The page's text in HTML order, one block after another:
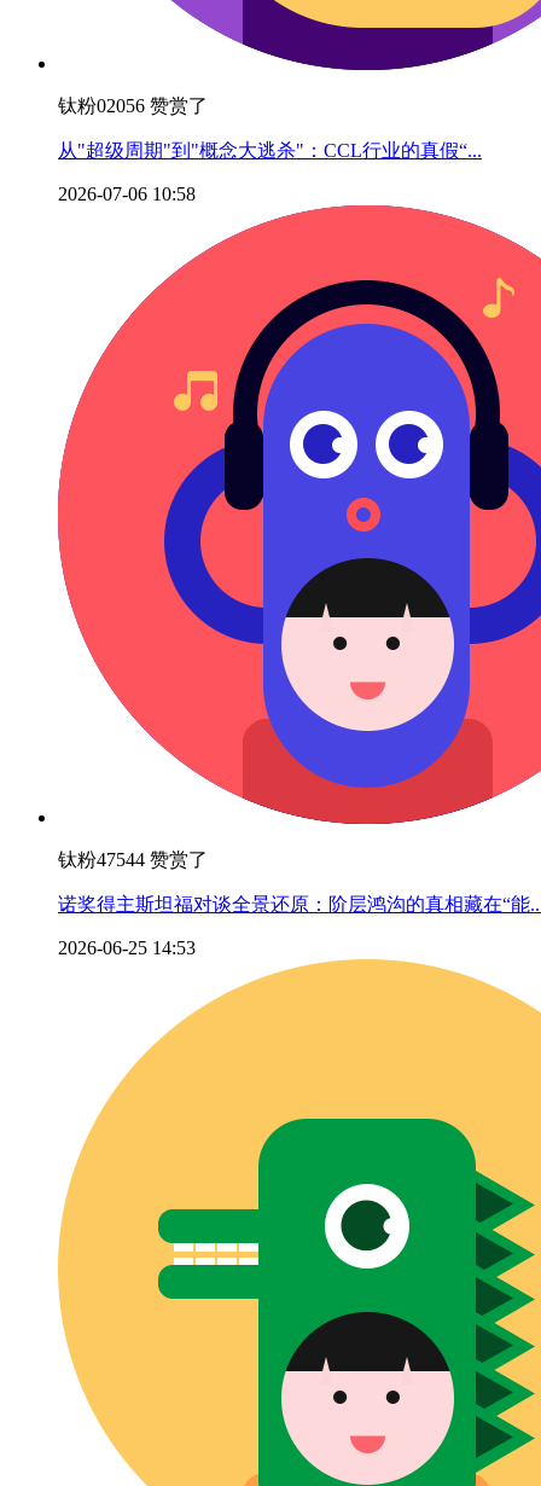
钛粉02056 赞赏了
从"超级周期"到"概念大逃杀"：CCL行业的真假“...
2026-07-06 10:58
钛粉47544 赞赏了
诺奖得主斯坦福对谈全景还原：阶层鸿沟的真相藏在“能
2026-06-25 14:53